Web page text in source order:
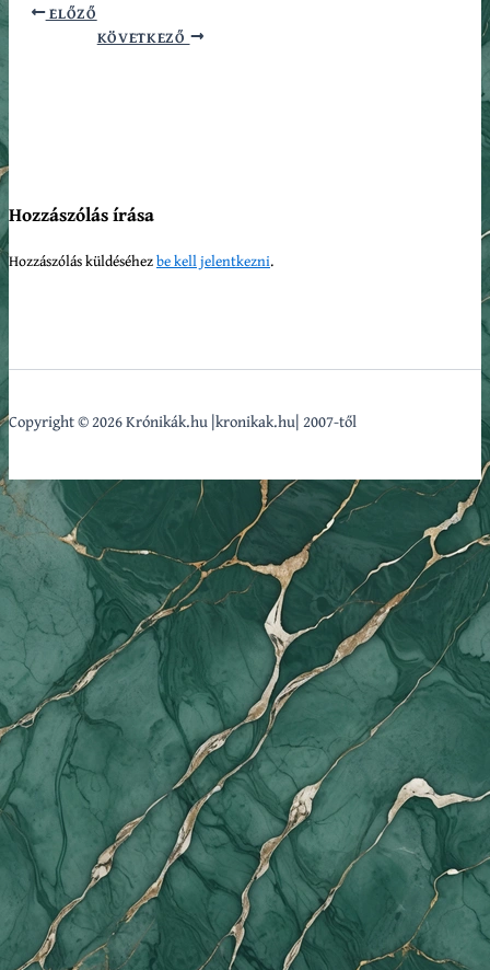
ELŐZŐ
KÖVETKEZŐ
Hozzászólás írása
Hozzászólás küldéséhezbe kell jelentkezni.
Copyright © 2026 Krónikák.hu |kronikak.hu| 2007-től